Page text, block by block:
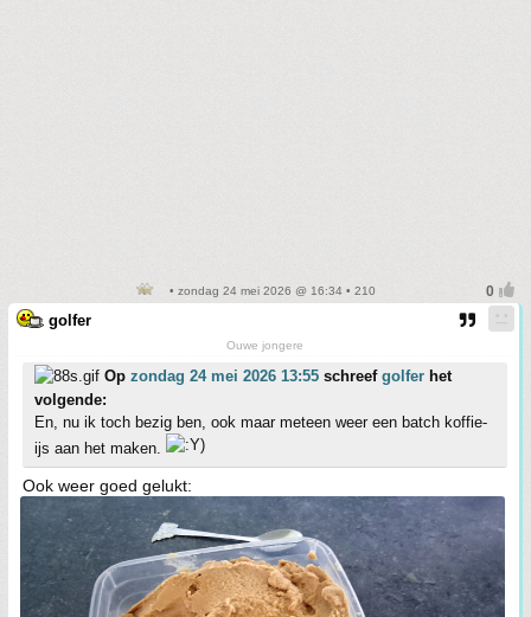
• zondag 24 mei 2026 @ 16:34 • 210
golfer
Ouwe jongere
Op zondag 24 mei 2026 13:55 schreef golfer het
volgende:
En, nu ik toch bezig ben, ook maar meteen weer een batch koffie-
ijs aan het maken.
Ook weer goed gelukt: